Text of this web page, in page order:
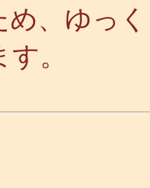
め、ゆっ
。